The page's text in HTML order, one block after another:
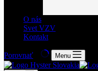
O nás
Svet VZV
Kontakt
Porovnať Menu